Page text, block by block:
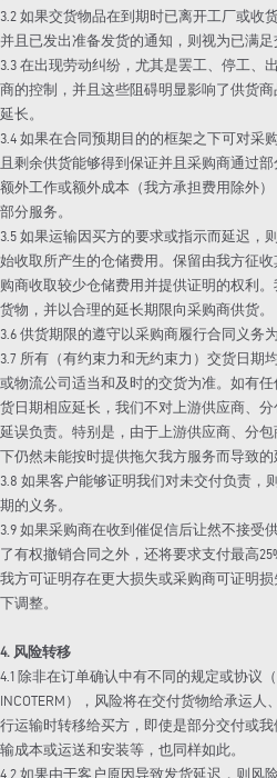
3.2 如果交货物品在到期时已离开工厂或收
并且已发出准备发货的通知，则视为已满足
3.3 在出现劳动纠纷，尤其是罢工、停工、
商的控制，并且这些阻碍明显影响了供货
延长。
3.4 如果在合同预期目的的框架之下可对采
且剩余供货能够得到保证并且采购商通过
额外工作或额外成本（我方承担费用除外
部分服务。
3.5 如果运输因买方的要求或指示而延迟，
始收取所产生的仓储费用。保留由我方征
购商收取较少仓储费用并提供证明的权利
货物，并以合理的延长期限向采购商供货。
3.6 供货期限的遵守以采购商履行合同义务为
3.7 所有（有约束力和无约束力）交货日期
或物流公司适当和及时的交货为准。如有
货日期相应延长，我们不对上游供应商、
延误负责。特别是，由于上游供应商、分
下仍然未能按时提供拖欠我方服务而导致的
3.8 如果客户能够证明我们对未交付负责，
期的义务。
3.9 如果采购商在收到催促信后让然不接受
了有权撤销合同之外，还将要求支付最高
我方可证明存在更大损失或采购商可证明
下调整。
4. 风险转移
4.1 除非在订单确认中有不同的规定或协议
INCOTERM），风险将在交付货物给承运
行运输时转移给买方，即使是部分交付或
输成本或运送和安装等，也同样如此。
4.2 如果由于客户原因导致发货延迟，则风